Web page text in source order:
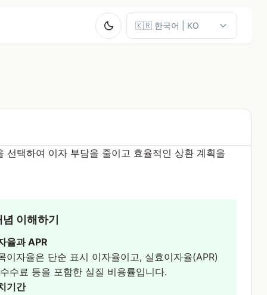
택하여 이자 부담을 줄이고 효율적인 상환 계획을
이해하기
율과 APR
이자율은 단순 표시 이자율이고, 실효이자율(APR)
수료 등을 포함한 실질 비용률입니다.
기간